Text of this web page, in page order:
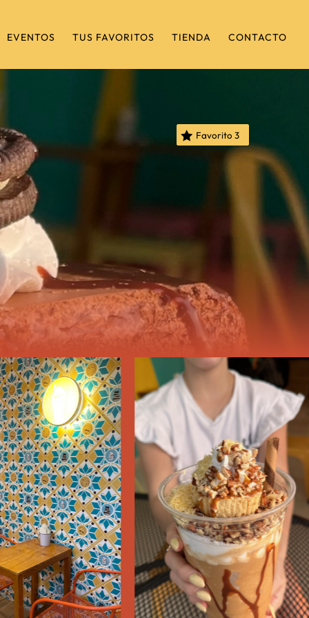
EVENTOS TUS FAVORITOS TIENDA CONTACTO
Favorito 3